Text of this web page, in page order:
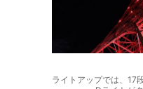
ライトアップでは、17